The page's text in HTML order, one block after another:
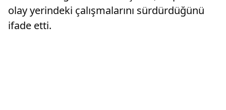
olay yerindeki çalışmalarını sürdürdüğünü
ifade etti.